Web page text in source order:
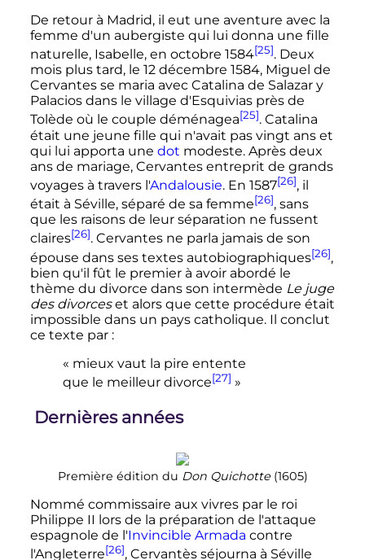
De retour à Madrid, il eut une aventure avec la
femme d'un aubergiste qui lui donna une fille
naturelle, Isabelle, en octobre 1584[25]. Deux
mois plus tard, le 12 décembre 1584, Miguel de
Cervantes se maria avec Catalina de Salazar y
Palacios dans le village d'Esquivias près de
Tolède où le couple déménagea[25]. Catalina
était une jeune fille qui n'avait pas vingt ans et
qui lui apporta une dot modeste. Après deux
ans de mariage, Cervantes entreprit de grands
voyages à travers l'Andalousie. En 1587[26], il
était à Séville, séparé de sa femme[26], sans
que les raisons de leur séparation ne fussent
claires[26]. Cervantes ne parla jamais de son
épouse dans ses textes autobiographiques[26],
bien qu'il fût le premier à avoir abordé le
thème du divorce dans son intermède Le juge
des divorceset alors que cette procédure était
impossible dans un pays catholique. Il conclut
ce texte par :
« mieux vaut la pire entente
que le meilleur divorce[27] »
Dernières années
Première édition du Don Quichotte(1605)
Nommé commissaire aux vivres par le roi
Philippe II lors de la préparation de l'attaque
espagnole de l'Invincible Armada contre
l'Angleterre[26], Cervantès séjourna à Séville